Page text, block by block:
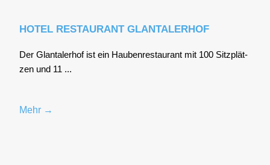
HOTEL RESTAURANT GLANTALERHOF
Der Glan­tal­er­hof ist ein Hau­ben­re­stau­rant mit 100 Sitz­plät­
zen und 11 ...
Mehr →